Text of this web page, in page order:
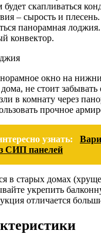
скапливаться
– сырость и
панорамная
конвектор.
окно на
не стоит забывать
в комнату через
прочное
узнать:
СИП панелей
в старых домах
укрепить
отличается